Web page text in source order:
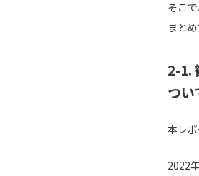
そこ
まと
2-1.
つい
本レ
2022